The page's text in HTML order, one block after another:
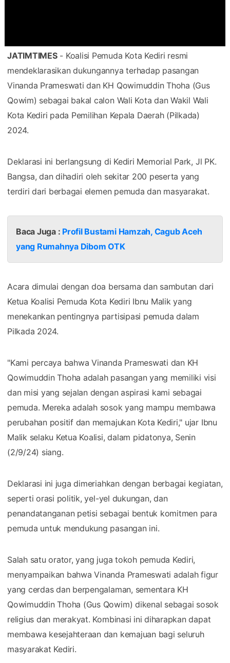
JATIMTIMES- Koalisi Pemuda Kota Kediri resmi
mendeklarasikan dukungannya terhadap pasangan
Vinanda Prameswati dan KH Qowimuddin Thoha (Gus
Qowim) sebagai bakal calon Wali Kota dan Wakil Wali
Kota Kediri pada Pemilihan Kepala Daerah (Pilkada)
2024.
Deklarasi ini berlangsung di Kediri Memorial Park, Jl PK.
Bangsa, dan dihadiri oleh sekitar 200 peserta yang
terdiri dari berbagai elemen pemuda dan masyarakat.
Baca Juga : Profil Bustami Hamzah, Cagub Aceh
yang Rumahnya Dibom OTK
Acara dimulai dengan doa bersama dan sambutan dari
Ketua Koalisi Pemuda Kota Kediri Ibnu Malik yang
menekankan pentingnya partisipasi pemuda dalam
Pilkada 2024.
"Kami percaya bahwa Vinanda Prameswati dan KH
Qowimuddin Thoha adalah pasangan yang memiliki visi
dan misi yang sejalan dengan aspirasi kami sebagai
pemuda. Mereka adalah sosok yang mampu membawa
perubahan positif dan memajukan Kota Kediri," ujar Ibnu
Malik selaku Ketua Koalisi, dalam pidatonya, Senin
(2/9/24) siang.
Deklarasi ini juga dimeriahkan dengan berbagai kegiatan,
seperti orasi politik, yel-yel dukungan, dan
penandatanganan petisi sebagai bentuk komitmen para
pemuda untuk mendukung pasangan ini.
Salah satu orator, yang juga tokoh pemuda Kediri,
menyampaikan bahwa Vinanda Prameswati adalah figur
yang cerdas dan berpengalaman, sementara KH
Qowimuddin Thoha (Gus Qowim) dikenal sebagai sosok
religius dan merakyat. Kombinasi ini diharapkan dapat
membawa kesejahteraan dan kemajuan bagi seluruh
masyarakat Kediri.